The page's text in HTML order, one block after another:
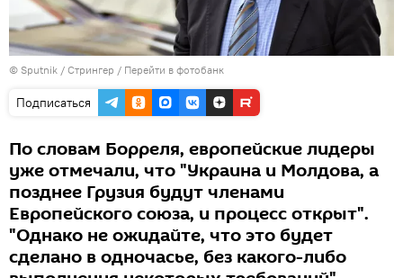
© Sputnik / Стрингер / Перейти в фотобанк
Подписаться
По словам Борреля, европейские лидеры
уже отмечали, что "Украина и Молдова, а
позднее Грузия будут членами
Европейского союза, и процесс открыт".
"Однако не ожидайте, что это будет
сделано в одночасье, без какого-либо